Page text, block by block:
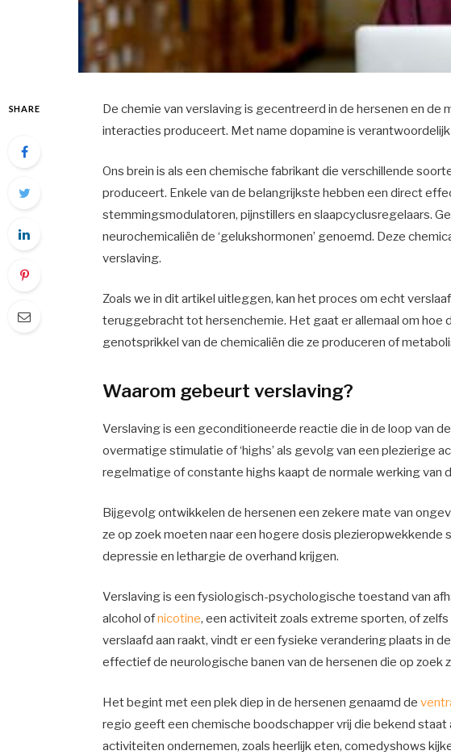
SHARE
De chemie van verslaving is gecentreerd in de hersenen en de
interacties produceert. Met name dopamine is
Ons brein is als een chemische fabrikant die verschillende
produceert. Enkele van de belangrijkste hebben een direct
stemmingsmodulatoren, pijnstillers en slaapcyclusregelaars.
neurochemicaliën de ‘gelukshormonen’ genoemd. Deze
verslaving.
Zoals we in dit artikel uitleggen, kan het proces om echt
teruggebracht tot hersenchemie. Het gaat er allemaal om hoe
genotsprikkel van de chemicaliën die ze produceren of
Waarom gebeurt verslaving?
Verslaving is een geconditioneerde reactie die in de loop van
overmatige stimulatie of ‘highs’ als gevolg van een plezierige
regelmatige of constante highs kaapt de normale werking van
Bijgevolg ontwikkelen de hersenen een zekere mate van
ze op zoek moeten naar een hogere dosis plezieropwekkende
depressie en lethargie de overhand krijgen.
Verslaving is een fysiologisch-psychologische toestand van
alcohol ofnicotine, een activiteit zoals extreme sporten, of
verslaafd aan raakt, vindt er een fysieke verandering plaats in
effectief de neurologische banen van de hersenen die op zoek
Het begint met een plek diep in de hersenen genaamd de
regio geeft een chemische boodschapper vrij die bekend staat
activiteiten ondernemen, zoals heerlijk eten, comedyshows